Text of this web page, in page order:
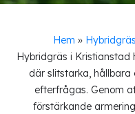
Hem » Hybridgräs
Hybridgräs i Kristianstad
där slitstarka,
efterfrågas. Genom
förstärkande